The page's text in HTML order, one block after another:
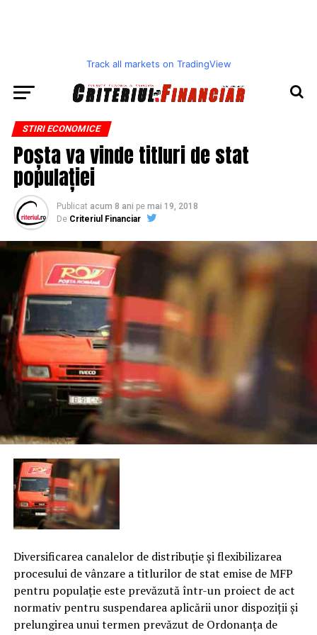
Track all markets on TradingView
STIRI ECONOMICE
Poșta va vinde titluri de stat
populației
Publicat acum 8 ani pe mai 19, 2018
De Criteriul Financiar
Diversificarea canalelor de distribuţie şi flexibilizarea
procesului de vânzare a titlurilor de stat emise de MFP
pentru populaţie este prevăzută într-un proiect de act
normativ pentru suspendarea aplicării unor dispoziţii şi
prelungirea unui termen prevăzut de Ordonanţa de